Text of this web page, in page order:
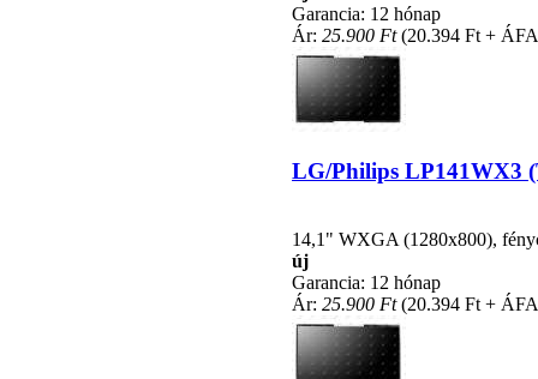
Garancia: 12 hónap
Ár: 25.900 Ft(20.394 Ft +
LG/Philips LP141WX3
14,1" WXGA (1280x800),
új
Garancia: 12 hónap
Ár: 25.900 Ft(20.394 Ft +